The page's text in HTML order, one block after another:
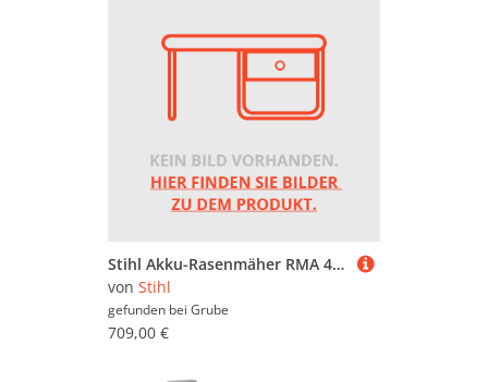
Stihl Akku-Rasenmäher RMA 448 V ohne Akku und Ladegerät
von Stihl
gefunden bei Grube
709,00 €